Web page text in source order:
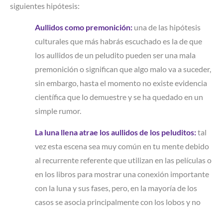
siguientes hipótesis:
Aullidos como premonición: una de las hipótesis
culturales que más habrás escuchado es la de que
los aullidos de un peludito pueden ser una mala
premonición o significan que algo malo va a suceder,
sin embargo, hasta el momento no existe evidencia
científica que lo demuestre y se ha quedado en un
simple rumor.
La luna llena atrae los aullidos de los peluditos:tal
vez esta escena sea muy común en tu mente debido
al recurrente referente que utilizan en las películas o
en los libros para mostrar una conexión importante
con la luna y sus fases, pero, en la mayoría de los
casos se asocia principalmente con los lobos y no